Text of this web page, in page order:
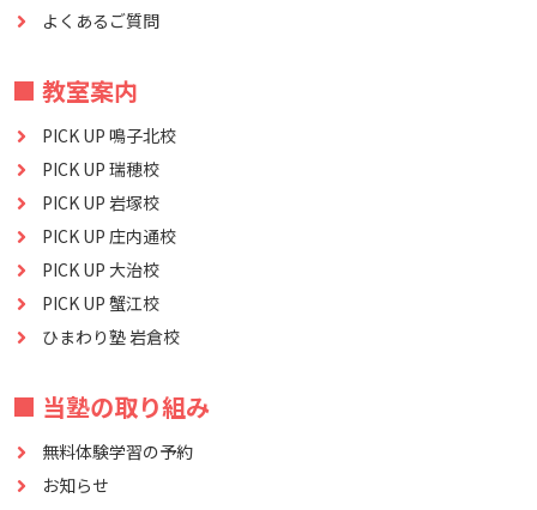
よくあるご質問
■ 教室案内
PICK UP 鳴子北校
PICK UP 瑞穂校
PICK UP 岩塚校
PICK UP 庄内通校
PICK UP 大治校
PICK UP 蟹江校
ひまわり塾 岩倉校
■ 当塾の取り組み
無料体験学習の予約
お知らせ